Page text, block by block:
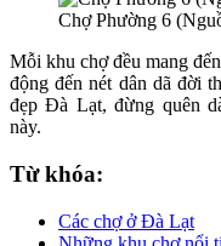
Chợ Phường 6
Mỗi khu chợ đều mang
động đến nét dân dã đời
đẹp Đà Lạt, đừng quên
này.
Từ khóa:
Các chợ ở Đà Lạt